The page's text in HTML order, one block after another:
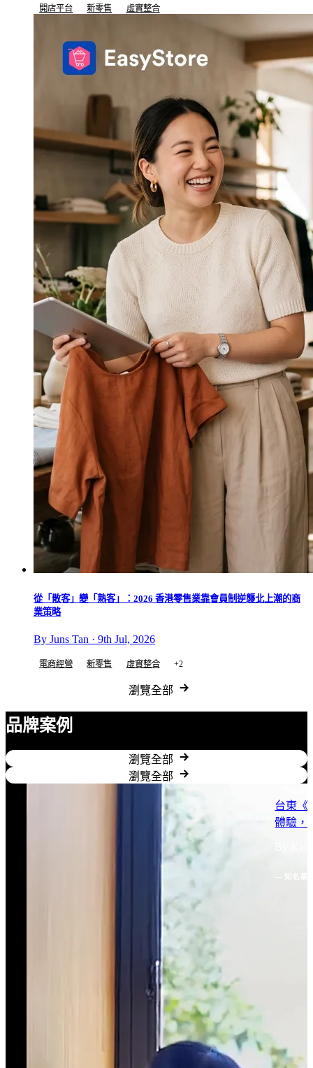
開店平台 新零售 虛實整合
從「散客」變「熟客」：2026 香港零售業靠會員制逆襲北上潮的商
業策略
By Juns Tan · 9th Jul, 2026
電商經營 新零售 虛實整合 +2
瀏覽全部
品牌案例
瀏覽全部
瀏覽全部
台東《
體驗，